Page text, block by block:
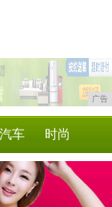
广告
汽车 时尚
商